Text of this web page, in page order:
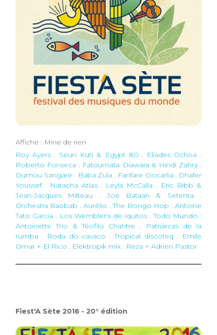
Affiche : Mine de rien
Roy Ayers . Seun Kuti & Egypt 80 . Eliades Ochoa .
Roberto Fonseca . Fatoumata Diawara & Hindi Zahra .
Oumou Sangaré . Baba Zula . Fanfare Ciocarlia . Dhafer
Youssef . Natacha Atlas . Leyla McCalla . Eric Bibb &
Jean-Jacques Milteau .Joe Bataan & Setenta .
Orchestra Baobab .Aurélio . The Bongo Hop .Antoine
Tato Garcia . Los Wembler's de Iquitos .Todo Mundo :
Antoinette Trio & Téofilo Chantre .
Patriarcas de la
rumba . Roda do cavaco .Tropical discoteq : Emile
Omar + El Rico . Elektropik mix : Reza + Adrien Pastor
Fiest'A Sète 2016 - 20° édition